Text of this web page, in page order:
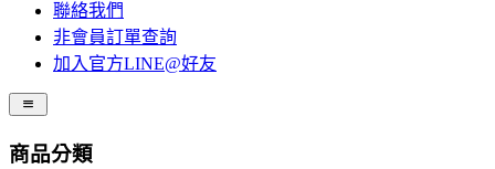
聯絡我們
非會員訂單查詢
加入官方LINE@好友
商品分類